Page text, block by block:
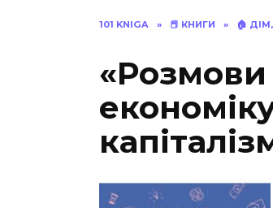
101 KNIGA » 📕 КНИГИ » 🏠